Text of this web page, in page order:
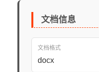
文档信息
文档格式
docx